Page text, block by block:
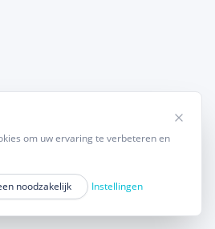
om uw ervaring te verbeteren en
noodzakelijk Instellingen